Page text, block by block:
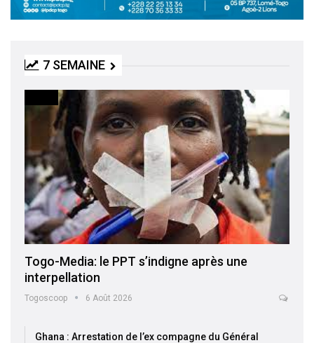
7 SEMAINE
Togo-Media: le PPT s’indigne après une
interpellation
Togoscoop 6 Août 2026
Ghana : Arrestation de l’ex compagne du Général